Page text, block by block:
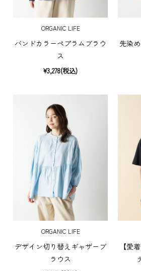
ORGANIC LIFE
バンドカラーペプラムブラウ
ス
¥3,278(税込)
先染
ORGANIC LIFE
デザイン切り替えギャザーブ
ラウス
【愛